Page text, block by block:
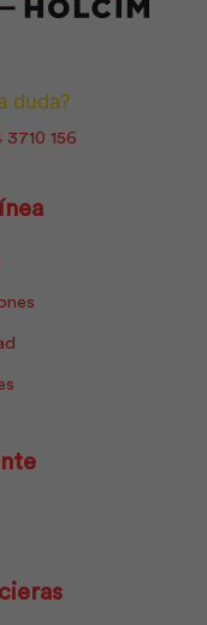
duda?
156